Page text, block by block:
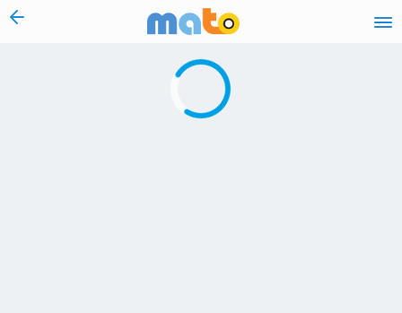
vai al contenuto
Caricamento in corso...